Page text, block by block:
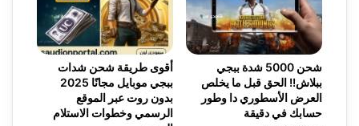
أقوى طريقة شحن شدات
ببجي موبايل مجانًا 2025
بدون روت عبر الموقع
الرسمي وخطوات الاستلام
شحن 5000 شدة ببجي
ببلاش!! الحق قبل ما يخلص
العرض الأسطوري دا وطور
حسابك في دقيقة